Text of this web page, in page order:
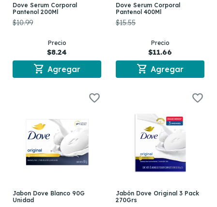
Dove Serum Corporal
Pantenol 200Ml
$10.99
Precio
$8.24
shopping_cart Agregar
Dove Serum Corporal
Pantenol 400Ml
$15.55
Precio
$11.66
shopping_cart Agregar
Jabon Dove Blanco 90G
Unidad
Jabón Dove Original 3 Pack
270Grs